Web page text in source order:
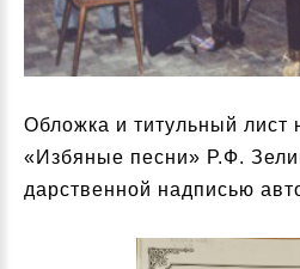
Обложка и титульный лист
«Избяные песни» Р.Ф.
дарственной надписью